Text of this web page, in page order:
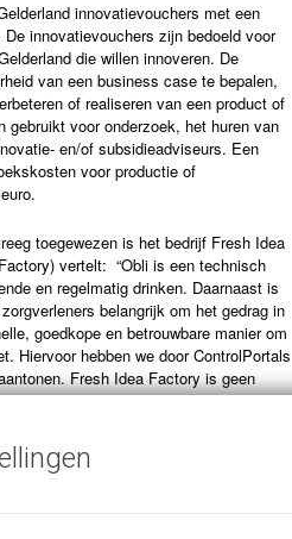
innovatievouchers met een
innovatievouchers zijn bedoeld voor
die willen innoveren. De
van een business case te bepalen,
of realiseren van een product of
gebruikt voor onderzoek, het huren van
en/of subsidieadviseurs. Een
voor productie of
toegewezen is het bedrijf Fresh Idea
vertelt: “Obli is een technisch
en regelmatig drinken. Daarnaast is
belangrijk om het gedrag in
goedkope en betrouwbare manier om
Hiervoor hebben we door ControlPortals
Fresh Idea Factory is geen
gebruikers en van slimme (frisse)
het voor ons gemakkelijker om deze